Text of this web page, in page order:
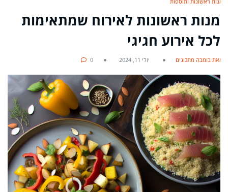
מנות ראשונות לאירוח שמתאימות
לכל אירוע חגיגי
מאת בומבה מתכונים יולי 11, 2024 0